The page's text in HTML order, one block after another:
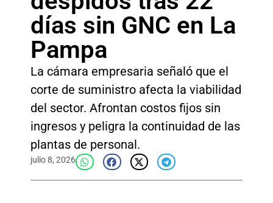
días sin GNC en La
Pampa
La cámara empresaria señaló que el
corte de suministro afecta la viabilidad
del sector. Afrontan costos fijos sin
ingresos y peligra la continuidad de las
plantas de personal.
julio 8, 2026